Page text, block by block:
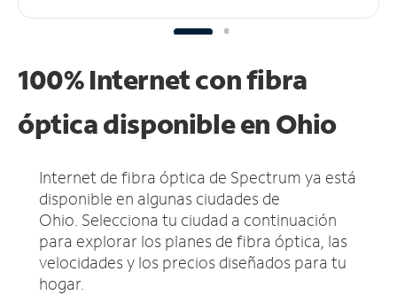
100% Internet con fibra
óptica disponible en Ohio
Internet de fibra óptica de Spectrum ya está
disponible en algunas ciudades de
Ohio. Selecciona tu ciudad a continuación
para explorar los planes de fibra óptica, las
velocidades y los precios diseñados para tu
hogar.